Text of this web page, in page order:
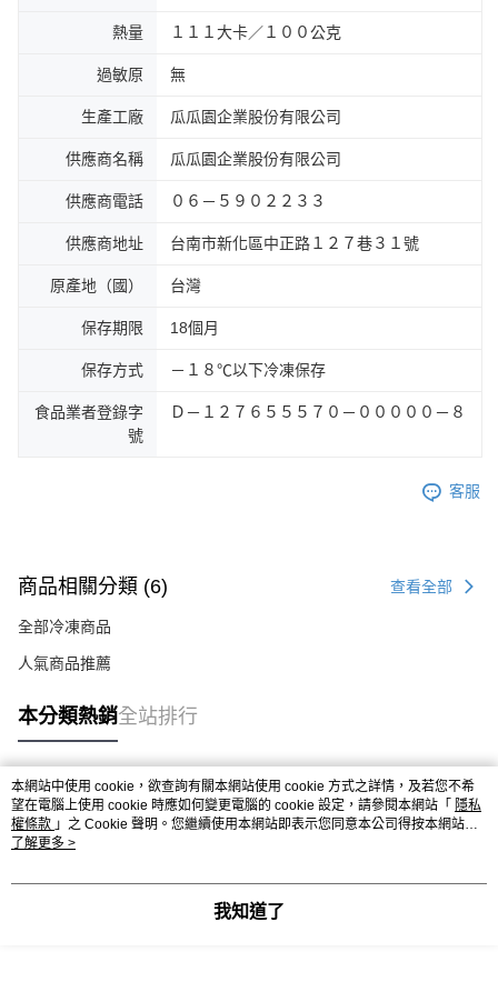
熱量 １１１大卡／１００公克
過敏原 無
生產工廠 瓜瓜園企業股份有限公司
供應商名稱 瓜瓜園企業股份有限公司
供應商電話 ０６－５９０２２３３
供應商地址 台南市新化區中正路１２７巷３１號
原產地（國） 台灣
保存期限 18個月
保存方式 －１８℃以下冷凍保存
食品業者登錄字
號
Ｄ－１２７６５５５７０－０００００－８
客服
商品相關分類 (6) 查看全部
全部冷凍商品
人氣商品推薦
本分類熱銷全站排行
熱門標籤
本網站中使用 cookie，欲查詢有關本網站使用 cookie 方式之詳情，及若您不希
望在電腦上使用 cookie 時應如何變更電腦的 cookie 設定，請參閱本網站「 隱私
權條款 」之 Cookie 聲明。您繼續使用本網站即表示您同意本公司得按本網站使
用條款之 Cookie 聲明使用 cookie。
了解更多 >
我知道了